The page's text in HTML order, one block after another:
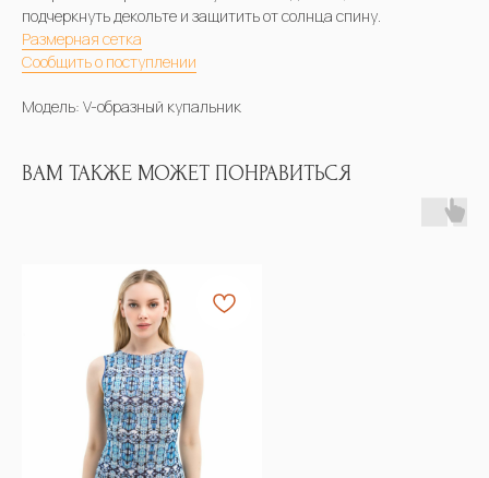
подчеркнуть декольте и защитить от солнца спину.
Размерная сетка
Сообщить о поступлении
Модель: V-образный купальник
ВАМ ТАКЖЕ МОЖЕТ ПОНРАВИТЬСЯ